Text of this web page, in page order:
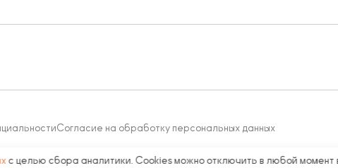
Согласие на обработку персональных данных
с целью сбора аналитики. Cookies можно отключить в любой момент